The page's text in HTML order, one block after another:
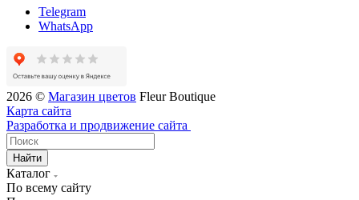
Telegram
WhatsApp
2026 © Магазин цветов Fleur Boutique
Карта сайта
Разработка и продвижение сайта
Найти
Каталог
По всему сайту